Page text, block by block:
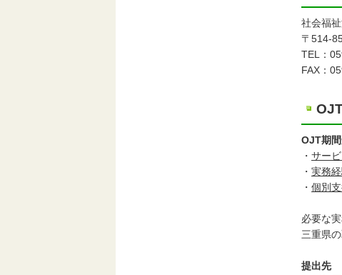
社会福
〒514-
TEL：
FAX：
OJT期
・ サー
・ 実務
・ 個別
必要な
三重県
提出先